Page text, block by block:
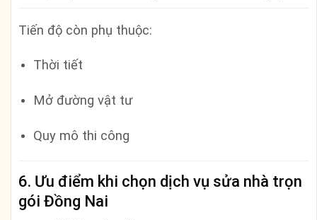
Tiến độ còn phụ thuộc:
Thời tiết
Mở đường vật tư
Quy mô thi công
6. Ưu điểm khi chọn dịch vụ sửa nhà trọn
gói Đồng Nai